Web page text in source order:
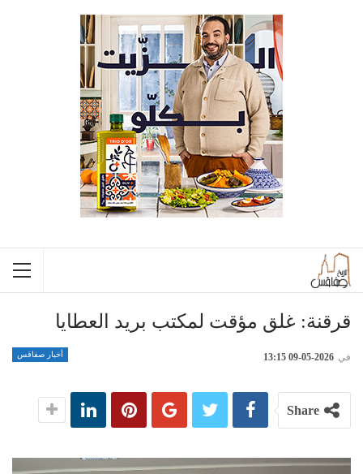
قرقنة: غلق مؤقت لمكتب بريد العطايا
أخبار صفاقس في 2026-05-09 13:15
Share